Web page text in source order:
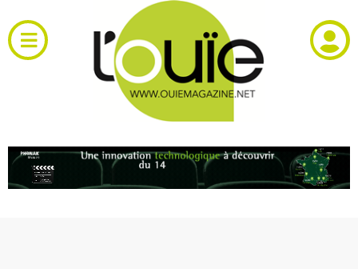
au
contenu
Toggle
Navigation
RH et emploi